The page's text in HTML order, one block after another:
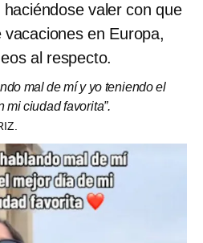
valer con que
en Europa,
al respecto.
mal de mí y yo teniendo el
mi ciudad favorita”.